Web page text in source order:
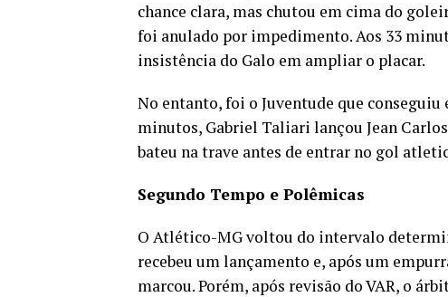
chance clara, mas chutou em cima do
foi anulado por impedimento. Aos 33
insistência do Galo em ampliar o placar.
No entanto, foi o Juventude que
minutos, Gabriel Taliari lançou Jean
bateu na trave antes de entrar no gol
Segundo Tempo e Polêmicas
O Atlético-MG voltou do intervalo
recebeu um lançamento e, após um
marcou. Porém, após revisão do VAR, o